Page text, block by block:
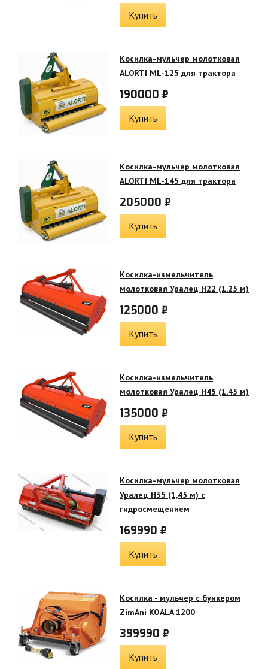
Купить
Косилка-мульчер молотковая
ALORTI ML-125 для трактора
190000 ₽
Купить
Косилка-мульчер молотковая
ALORTI ML-145 для трактора
205000 ₽
Купить
Косилка-измельчитель
молотковая Уралец Н22 (1.25 м)
125000 ₽
Купить
Косилка-измельчитель
молотковая Уралец Н45 (1.45 м)
135000 ₽
Купить
Косилка-мульчер молотковая
Уралец Н35 (1,45 м) с
гидросмещением
169990 ₽
Купить
Косилка - мульчер с бункером
ZimAni KOALA 1200
399990 ₽
Купить